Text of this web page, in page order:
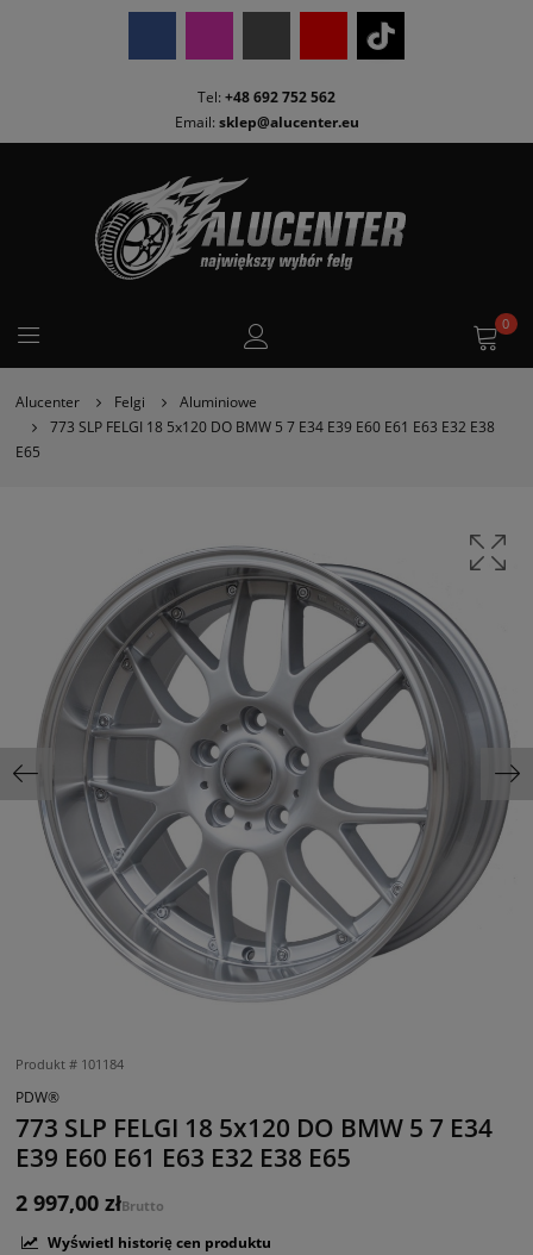
Tel: +48 692 752 562
Email: sklep@alucenter.eu
0
Alucenter Felgi
Aluminiowe
773 SLP FELGI 18 5x120 DO BMW 5 7 E34 E39 E60 E61 E63 E32 E38
E65
Produkt # 101184
PDW®
773 SLP FELGI 18 5x120 DO BMW 5 7 E34
E39 E60 E61 E63 E32 E38 E65
2 997,00 złBrutto
Wyświetl historię cen produktu